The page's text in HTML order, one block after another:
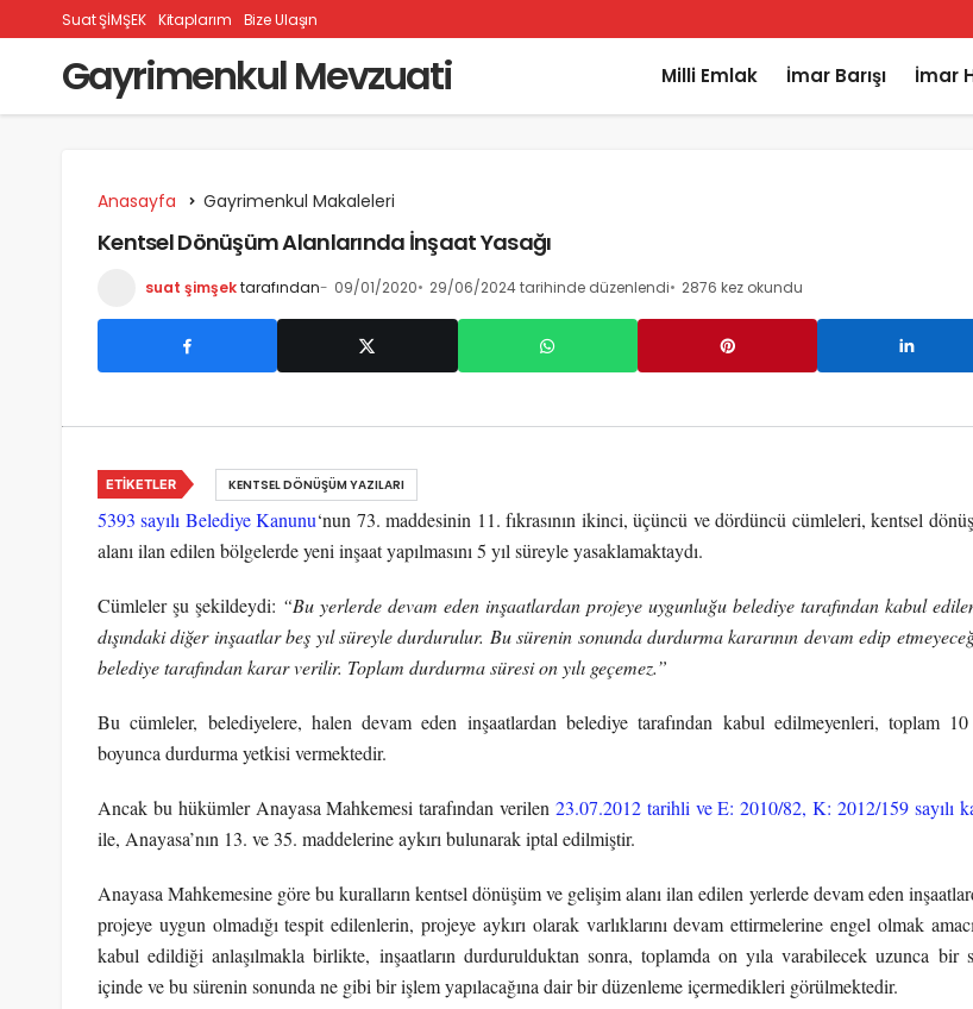
Suat ŞİMŞEK Kitaplarım Bize Ulaşın
Gayrimenkul Mevzuati Milli Emlak İmar Barışı İmar
Anasayfa Gayrimenkul Makaleleri
Kentsel Dönüşüm Alanlarında İnşaat Yasağı
suat şimşektarafından 09/01/2020 29/06/2024 tarihinde düzenlendi 2876 kez okundu
5393 sayılı Belediye Kanunu‘nun 73. maddesinin 11. fıkrasının ikinci, üçüncü ve dördüncü cümleleri, kentsel
alanı ilan edilen bölgelerde yeni inşaat yapılmasını 5 yıl süreyle yasaklamaktaydı.
Cümleler şu şekildeydi: “Bu yerlerde devam eden inşaatlardan projeye uygunluğu belediye tarafından kabul
dışındaki diğer inşaatlar beş yıl süreyle durdurulur. Bu sürenin sonunda durdurma kararının devam edip
belediye tarafından karar verilir. Toplam durdurma süresi on yılı geçemez.”
Bu cümleler, belediyelere, halen devam eden inşaatlardan belediye tarafından kabul edilmeyenleri, toplam
boyunca durdurma yetkisi vermektedir.
Ancak bu hükümler Anayasa Mahkemesi tarafından verilen 23.07.2012 tarihli ve E: 2010/82, K: 2012/159 sayılı
ile, Anayasa’nın 13. ve 35. maddelerine aykırı bulunarak iptal edilmiştir.
Anayasa Mahkemesine göre bu kuralların kentsel dönüşüm ve gelişim alanı ilan edilen yerlerde devam eden
projeye uygun olmadığı tespit edilenlerin, projeye aykırı olarak varlıklarını devam ettirmelerine engel olmak
kabul edildiği anlaşılmakla birlikte, inşaatların durdurulduktan sonra, toplamda on yıla varabilecek uzunca bir
içinde ve bu sürenin sonunda ne gibi bir işlem yapılacağına dair bir düzenleme içermedikleri görülmektedir.
ETIKETLER KENTSEL DÖNÜŞÜM YAZILARI